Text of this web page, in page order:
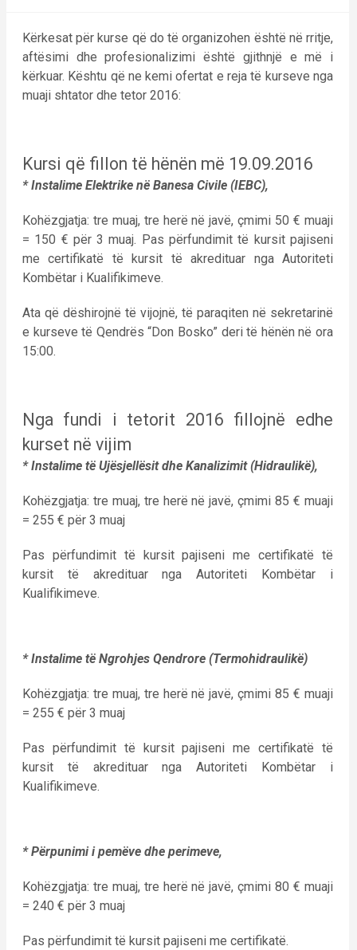
Kërkesat për kurse që do të organizohen është në rritje,
aftësimi dhe profesionalizimi është gjithnjë e më i
kërkuar. Kështu që ne kemi ofertat e reja të kurseve nga
muaji shtator dhe tetor 2016:
Kursi që fillon të hënën më 19.09.2016
* Instalime Elektrike në Banesa Civile (IEBC),
Kohëzgjatja: tre muaj, tre herë në javë, çmimi 50 € muaji
= 150 € për 3 muaj. Pas përfundimit të kursit pajiseni
me certifikatë të kursit të akredituar nga Autoriteti
Kombëtar i Kualifikimeve.
Ata që dëshirojnë të vijojnë, të paraqiten në sekretarinë
e kurseve të Qendrës “Don Bosko” deri të hënën në ora
15:00.
Nga fundi i tetorit 2016 fillojnë edhe
kurset në vijim
* Instalime të Ujësjellësit dhe Kanalizimit (Hidraulikë),
Kohëzgjatja: tre muaj, tre herë në javë, çmimi 85 € muaji
= 255 € për 3 muaj
Pas përfundimit të kursit pajiseni me certifikatë të
kursit të akredituar nga Autoriteti Kombëtar i
Kualifikimeve.
* Instalime të Ngrohjes Qendrore (Termohidraulikë)
Kohëzgjatja: tre muaj, tre herë në javë, çmimi 85 € muaji
= 255 € për 3 muaj
Pas përfundimit të kursit pajiseni me certifikatë të
kursit të akredituar nga Autoriteti Kombëtar i
Kualifikimeve.
* Përpunimi i pemëve dhe perimeve,
Kohëzgjatja: tre muaj, tre herë në javë, çmimi 80 € muaji
= 240 € për 3 muaj
Pas përfundimit të kursit pajiseni me certifikatë.